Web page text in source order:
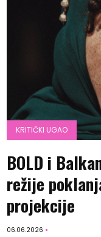
KRITIČKI UGAO
BOLD i
režije
projekcije
06.06.2026